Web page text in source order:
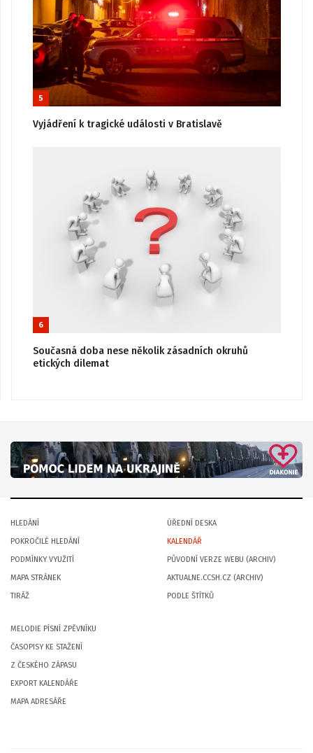
5
Vyjádření k tragické události v Bratislavě
6
Současná doba nese několik zásadních okruhů
etických dilemat
HLEDÁNÍ
POKROČILÉ HLEDÁNÍ
PODMÍNKY VYUŽITÍ
MAPA STRÁNEK
TIRÁŽ
ÚŘEDNÍ DESKA
KALENDÁŘ
PŮVODNÍ VERZE WEBU (ARCHIV)
AKTUALNE.CCSH.CZ (ARCHIV)
PODLE ŠTÍTKŮ
MELODIE PÍSNÍ ZPĚVNÍKU
ČASOPISY KE STAŽENÍ
Z ČESKÉHO ZÁPASU
EXPORT KALENDÁŘE
MAPA ADRESÁŘE